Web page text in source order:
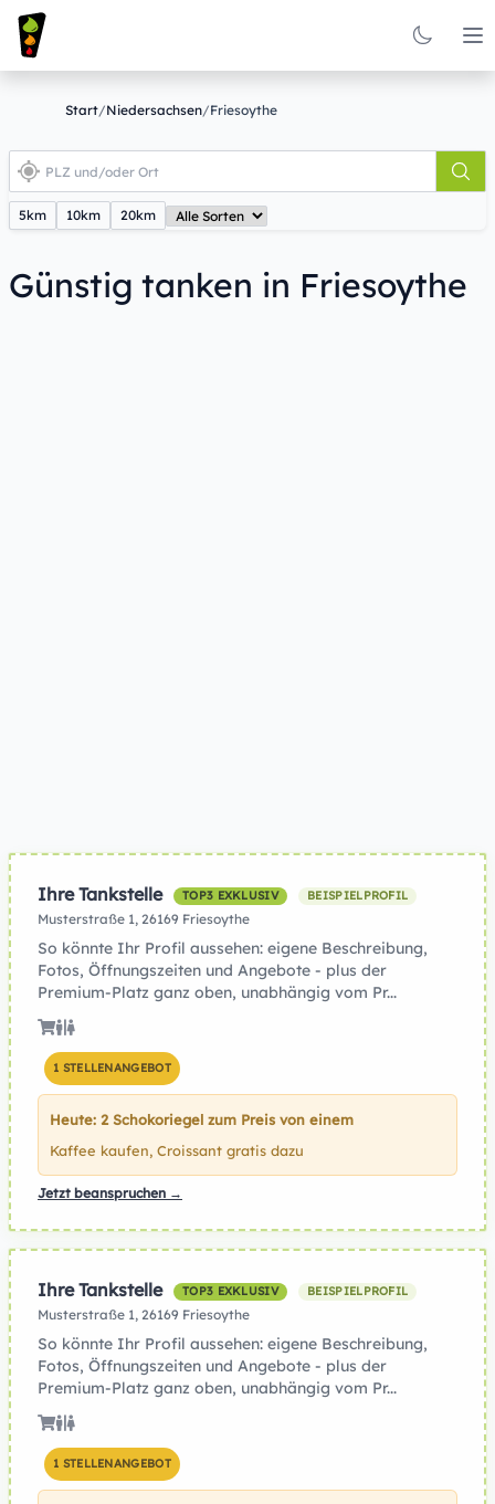
Start/Niedersachsen/Friesoythe
5km 10km 20km
Günstig tanken in Friesoythe
Ihre Tankstelle TOP3 EXKLUSIV BEISPIELPROFIL
Musterstraße 1, 26169 Friesoythe
So könnte Ihr Profil aussehen: eigene Beschreibung,
Fotos, Öffnungszeiten und Angebote - plus der
Premium-Platz ganz oben, unabhängig vom Pr...
1 STELLENANGEBOT
Heute: 2 Schokoriegel zum Preis von einem
Kaffee kaufen, Croissant gratis dazu
Jetzt beanspruchen →
Ihre Tankstelle TOP3 EXKLUSIV BEISPIELPROFIL
Musterstraße 1, 26169 Friesoythe
So könnte Ihr Profil aussehen: eigene Beschreibung,
Fotos, Öffnungszeiten und Angebote - plus der
Premium-Platz ganz oben, unabhängig vom Pr...
1 STELLENANGEBOT